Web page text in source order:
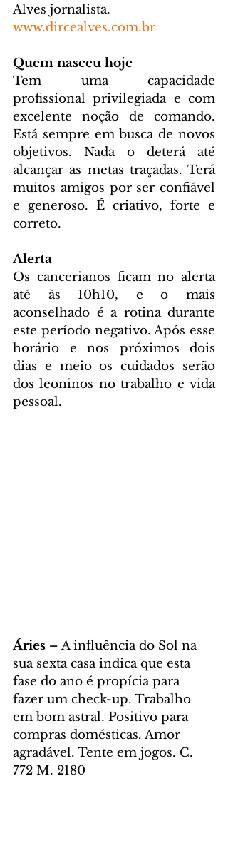
Alves jornalista.
www.dircealves.com.br
Quem nasceu hoje
Tem uma capacidade
profissional privilegiada e com
excelente noção de comando.
Está sempre em busca de novos
objetivos. Nada o deterá até
alcançar as metas traçadas. Terá
muitos amigos por ser confiável
e generoso. É criativo, forte e
correto.
Alerta
Os cancerianos ficam no alerta
até às 10h10, e o mais
aconselhado é a rotina durante
este período negativo. Após esse
horário e nos próximos dois
dias e meio os cuidados serão
dos leoninos no trabalho e vida
pessoal.
Áries – A influência do Sol na
sua sexta casa indica que esta
fase do ano é propícia para
fazer um check-up. Trabalho
em bom astral. Positivo para
compras domésticas. Amor
agradável. Tente em jogos. C.
772 M. 2180